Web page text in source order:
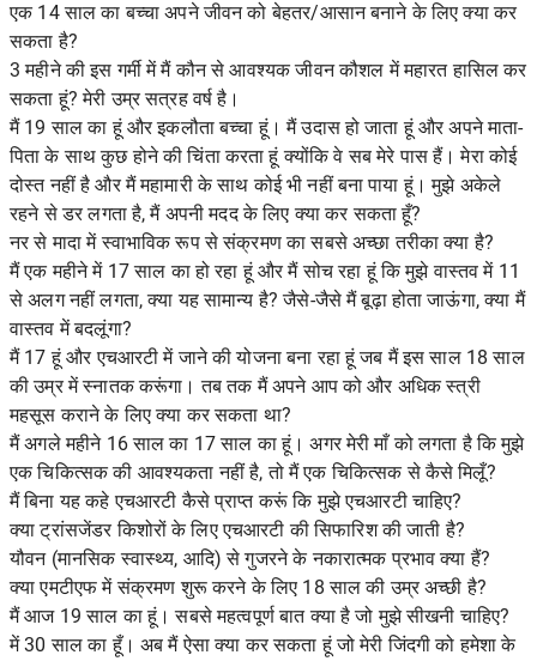
एक 14 साल का बच्चा अपने जीवन को बेहतर/आसान बनाने के लिए क्या कर
सकता है?
3 महीने की इस गर्मी में मैं कौन से आवश्यक जीवन कौशल में महारत हासिल कर
सकता हूं? मेरी उम्र सत्रह वर्ष है।
मैं 19 साल का हूं और इकलौता बच्चा हूं। मैं उदास हो जाता हूं और अपने माता-
पिता के साथ कुछ होने की चिंता करता हूं क्योंकि वे सब मेरे पास हैं। मेरा कोई
दोस्त नहीं है और मैं महामारी के साथ कोई भी नहीं बना पाया हूं। मुझे अकेले
रहने से डर लगता है, मैं अपनी मदद के लिए क्या कर सकता हूँ?
नर से मादा में स्वाभाविक रूप से संक्रमण का सबसे अच्छा तरीका क्या है?
मैं एक महीने में 17 साल का हो रहा हूं और मैं सोच रहा हूं कि मुझे वास्तव में 11
से अलग नहीं लगता, क्या यह सामान्य है? जैसे-जैसे मैं बूढ़ा होता जाऊंगा, क्या मैं
वास्तव में बदलूंगा?
मैं 17 हूं और एचआरटी में जाने की योजना बना रहा हूं जब मैं इस साल 18 साल
की उम्र में स्नातक करूंगा। तब तक मैं अपने आप को और अधिक स्त्री
महसूस कराने के लिए क्या कर सकता था?
मैं अगले महीने 16 साल का 17 साल का हूं। अगर मेरी माँ को लगता है कि मुझे
एक चिकित्सक की आवश्यकता नहीं है, तो मैं एक चिकित्सक से कैसे मिलूँ?
मैं बिना यह कहे एचआरटी कैसे प्राप्त करूं कि मुझे एचआरटी चाहिए?
क्या ट्रांसजेंडर किशोरों के लिए एचआरटी की सिफारिश की जाती है?
यौवन (मानसिक स्वास्थ्य, आदि) से गुजरने के नकारात्मक प्रभाव क्या हैं?
क्या एमटीएफ में संक्रमण शुरू करने के लिए 18 साल की उम्र अच्छी है?
मैं आज 19 साल का हूं। सबसे महत्वपूर्ण बात क्या है जो मुझे सीखनी चाहिए?
में 30 साल का हूँ। अब मैं ऐसा क्या कर सकता हूं जो मेरी जिंदगी को हमेशा के